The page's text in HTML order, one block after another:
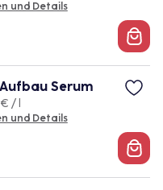
und Details
Serum
/ l
und Details